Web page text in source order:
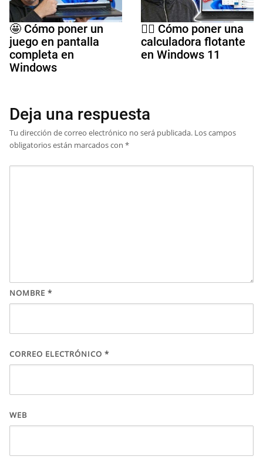
🤩 Cómo poner un
juego en pantalla
completa en
Windows
🤷‍♀️ Cómo poner una
calculadora flotante
en Windows 11
Deja una respuesta
Tu dirección de correo electrónico no será publicada. Los campos
obligatorios están marcados con *
NOMBRE *
CORREO ELECTRÓNICO *
WEB